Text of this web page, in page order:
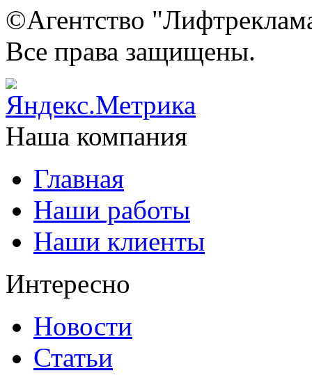
©Агентство
Все права защищены.
Наша компания
Главная
Наши работы
Наши клиенты
Интересно
Новости
Статьи